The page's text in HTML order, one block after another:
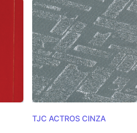
TJC ACTROS CINZA